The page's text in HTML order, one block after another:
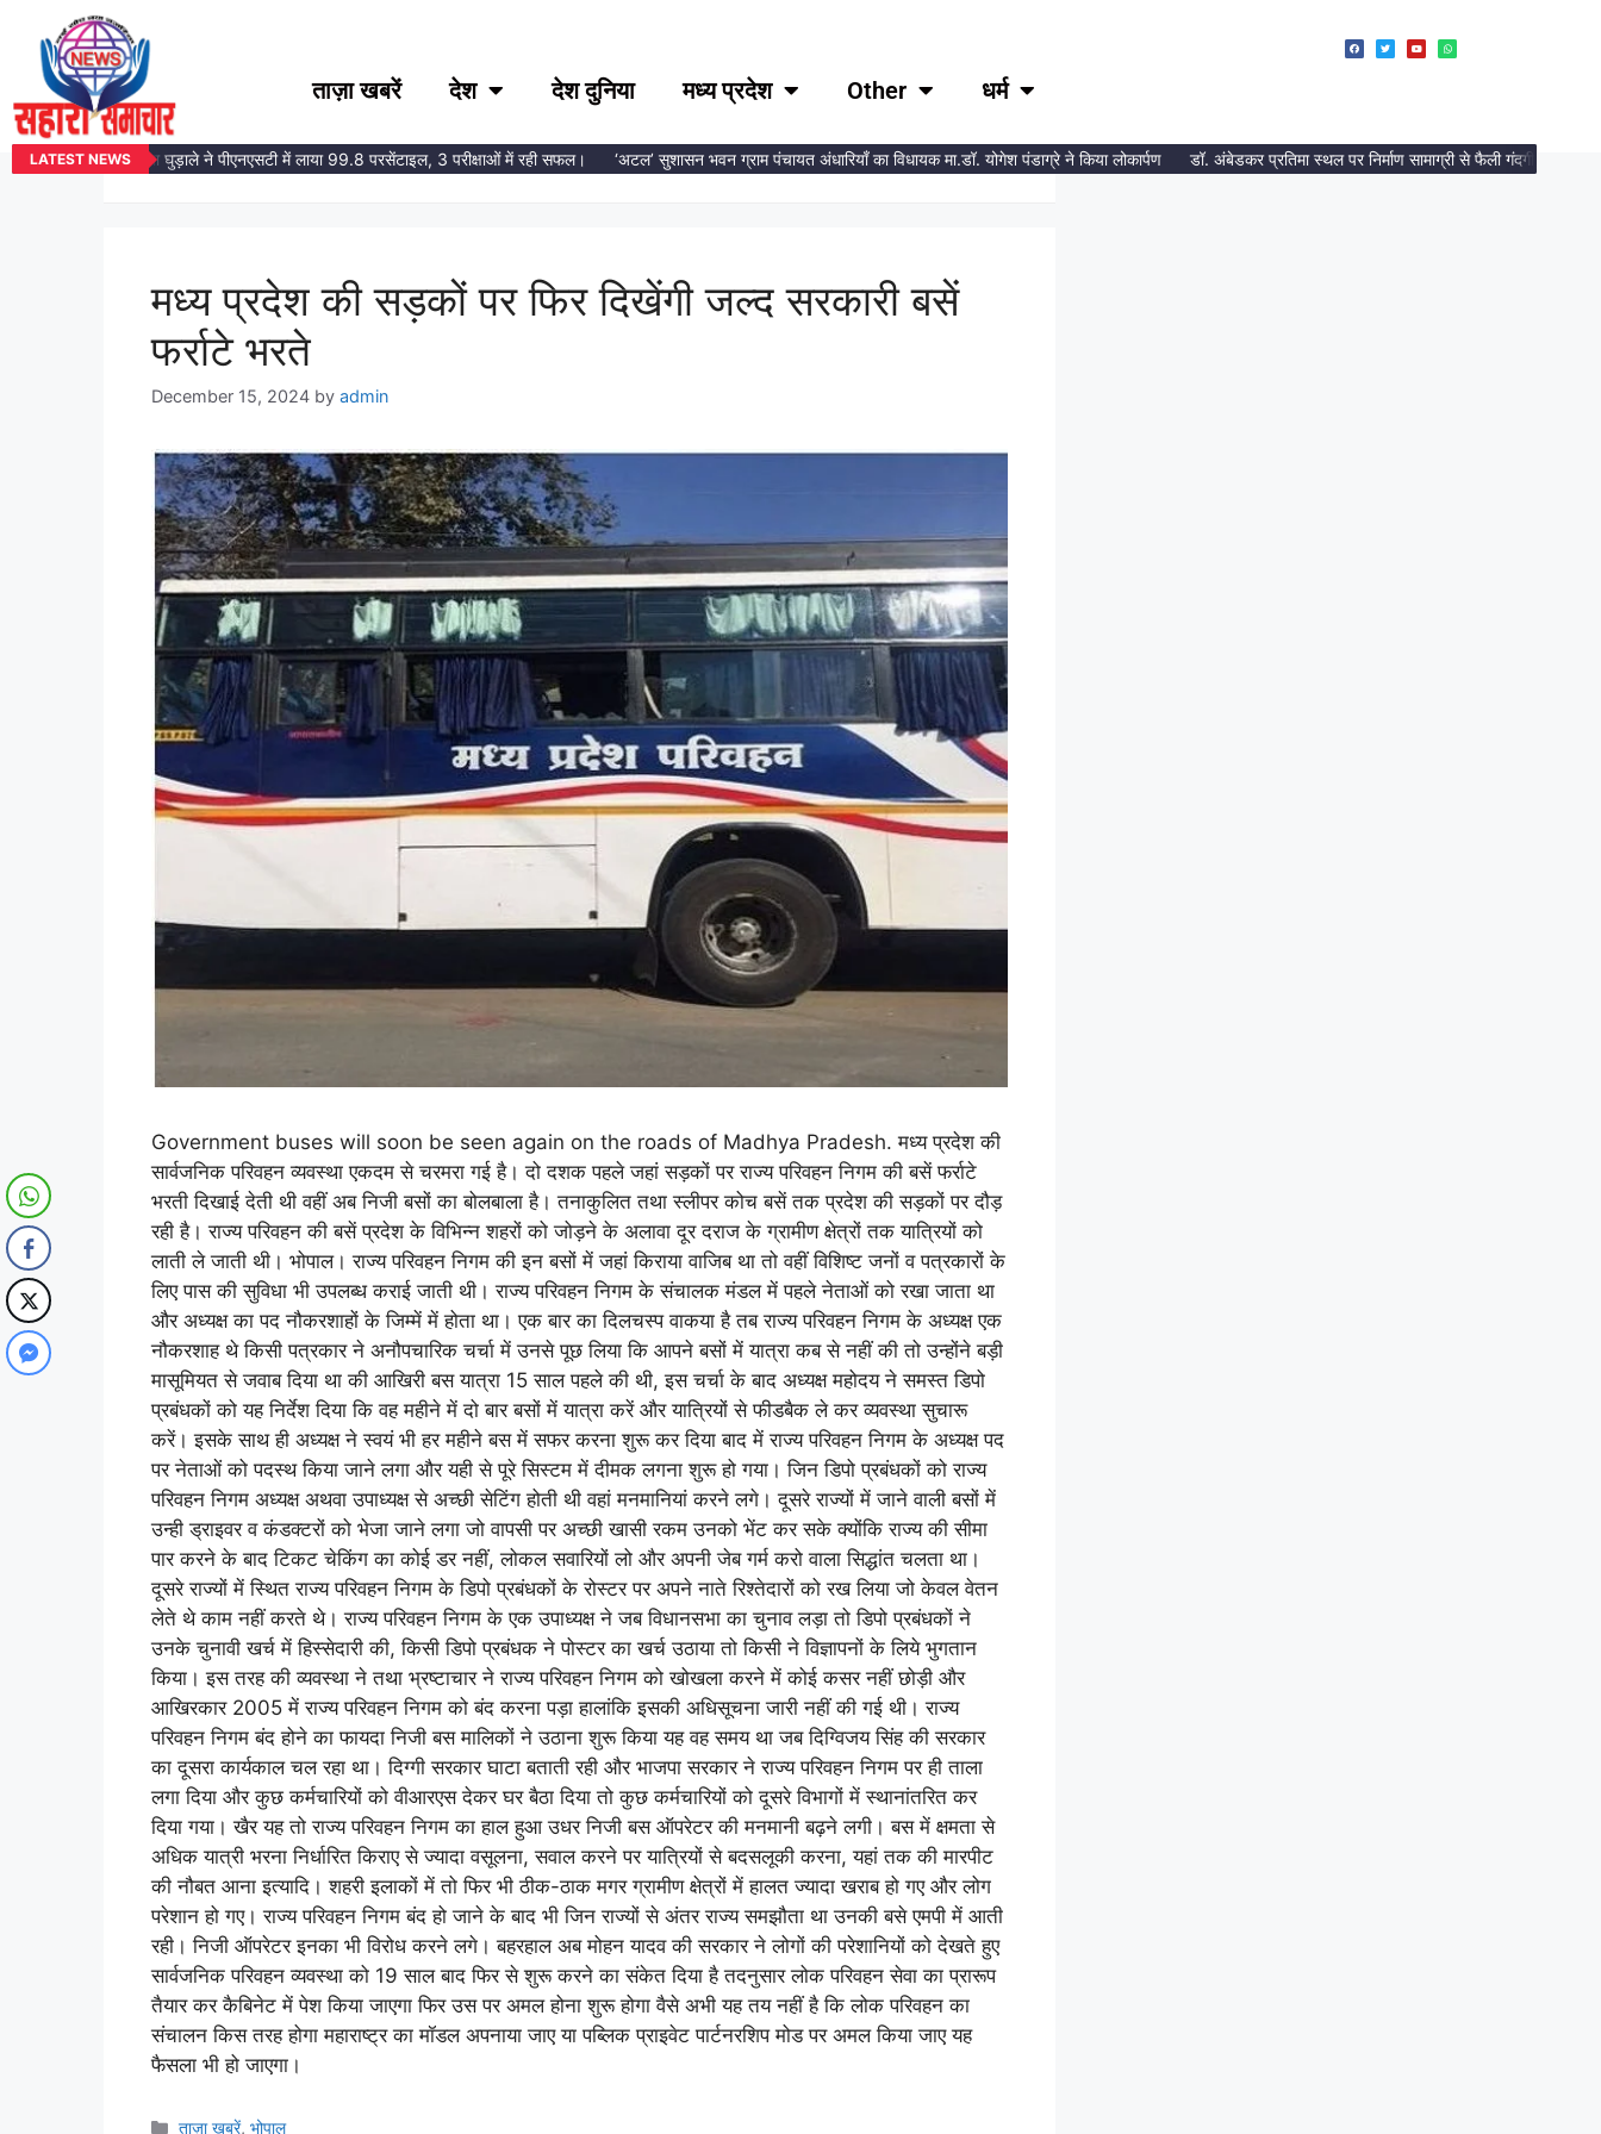
ताज़ा खबरें देश देश दुनिया मध्य प्रदेश Other धर्म
LATEST NEWS
समाज की बेटी तोषना घुड़ाले ने पीएनएसटी में लाया 99.8 परसेंटाइल, 3 परीक्षाओं में रही सफल। ‘अटल’ सुशासन भवन ग्राम पंचायत अंधारियाँ का विधायक मा.डॉ. योगेश पंडाग्रे ने किया लोकार्पण डॉ. अंबेडकर प्रतिमा स्थल पर निर्माण सामाग्री से फैली गंदगी, दलित
#bus
मध्य प्रदेश की सड़कों पर फिर दिखेंगी जल्द सरकारी बसें
फर्राटे भरते
December 15, 2024 by admin
Government buses will soon be seen again on the roads of Madhya Pradesh. मध्य प्रदेश की
सार्वजनिक परिवहन व्यवस्था एकदम से चरमरा गई है। दो दशक पहले जहां सड़कों पर राज्य परिवहन निगम की बसें फर्राटे
भरती दिखाई देती थी वहीं अब निजी बसों का बोलबाला है। तनाकुलित तथा स्लीपर कोच बसें तक प्रदेश की सड़कों पर दौड़
रही है। राज्य परिवहन की बसें प्रदेश के विभिन्न शहरों को जोड़ने के अलावा दूर दराज के ग्रामीण क्षेत्रों तक यात्रियों को
लाती ले जाती थी। भोपाल। राज्य परिवहन निगम की इन बसों में जहां किराया वाजिब था तो वहीं विशिष्ट जनों व पत्रकारों के
लिए पास की सुविधा भी उपलब्ध कराई जाती थी। राज्य परिवहन निगम के संचालक मंडल में पहले नेताओं को रखा जाता था
और अध्यक्ष का पद नौकरशाहों के जिम्में में होता था। एक बार का दिलचस्प वाकया है तब राज्य परिवहन निगम के अध्यक्ष एक
नौकरशाह थे किसी पत्रकार ने अनौपचारिक चर्चा में उनसे पूछ लिया कि आपने बसों में यात्रा कब से नहीं की तो उन्होंने बड़ी
मासूमियत से जवाब दिया था की आखिरी बस यात्रा 15 साल पहले की थी, इस चर्चा के बाद अध्यक्ष महोदय ने समस्त डिपो
प्रबंधकों को यह निर्देश दिया कि वह महीने में दो बार बसों में यात्रा करें और यात्रियों से फीडबैक ले कर व्यवस्था सुचारू
करें। इसके साथ ही अध्यक्ष ने स्वयं भी हर महीने बस में सफर करना शुरू कर दिया बाद में राज्य परिवहन निगम के अध्यक्ष पद
पर नेताओं को पदस्थ किया जाने लगा और यही से पूरे सिस्टम में दीमक लगना शुरू हो गया। जिन डिपो प्रबंधकों को राज्य
परिवहन निगम अध्यक्ष अथवा उपाध्यक्ष से अच्छी सेटिंग होती थी वहां मनमानियां करने लगे। दूसरे राज्यों में जाने वाली बसों में
उन्ही ड्राइवर व कंडक्टरों को भेजा जाने लगा जो वापसी पर अच्छी खासी रकम उनको भेंट कर सके क्योंकि राज्य की सीमा
पार करने के बाद टिकट चेकिंग का कोई डर नहीं, लोकल सवारियों लो और अपनी जेब गर्म करो वाला सिद्धांत चलता था।
दूसरे राज्यों में स्थित राज्य परिवहन निगम के डिपो प्रबंधकों के रोस्टर पर अपने नाते रिश्तेदारों को रख लिया जो केवल वेतन
लेते थे काम नहीं करते थे। राज्य परिवहन निगम के एक उपाध्यक्ष ने जब विधानसभा का चुनाव लड़ा तो डिपो प्रबंधकों ने
उनके चुनावी खर्च में हिस्सेदारी की, किसी डिपो प्रबंधक ने पोस्टर का खर्च उठाया तो किसी ने विज्ञापनों के लिये भुगतान
किया। इस तरह की व्यवस्था ने तथा भ्रष्टाचार ने राज्य परिवहन निगम को खोखला करने में कोई कसर नहीं छोड़ी और
आखिरकार 2005 में राज्य परिवहन निगम को बंद करना पड़ा हालांकि इसकी अधिसूचना जारी नहीं की गई थी। राज्य
परिवहन निगम बंद होने का फायदा निजी बस मालिकों ने उठाना शुरू किया यह वह समय था जब दिग्विजय सिंह की सरकार
का दूसरा कार्यकाल चल रहा था। दिग्गी सरकार घाटा बताती रही और भाजपा सरकार ने राज्य परिवहन निगम पर ही ताला
लगा दिया और कुछ कर्मचारियों को वीआरएस देकर घर बैठा दिया तो कुछ कर्मचारियों को दूसरे विभागों में स्थानांतरित कर
दिया गया। खैर यह तो राज्य परिवहन निगम का हाल हुआ उधर निजी बस ऑपरेटर की मनमानी बढ़ने लगी। बस में क्षमता से
अधिक यात्री भरना निर्धारित किराए से ज्यादा वसूलना, सवाल करने पर यात्रियों से बदसलूकी करना, यहां तक की मारपीट
की नौबत आना इत्यादि। शहरी इलाकों में तो फिर भी ठीक-ठाक मगर ग्रामीण क्षेत्रों में हालत ज्यादा खराब हो गए और लोग
परेशान हो गए। राज्य परिवहन निगम बंद हो जाने के बाद भी जिन राज्यों से अंतर राज्य समझौता था उनकी बसे एमपी में आती
रही। निजी ऑपरेटर इनका भी विरोध करने लगे। बहरहाल अब मोहन यादव की सरकार ने लोगों की परेशानियों को देखते हुए
सार्वजनिक परिवहन व्यवस्था को 19 साल बाद फिर से शुरू करने का संकेत दिया है तदनुसार लोक परिवहन सेवा का प्रारूप
तैयार कर कैबिनेट में पेश किया जाएगा फिर उस पर अमल होना शुरू होगा वैसे अभी यह तय नहीं है कि लोक परिवहन का
संचालन किस तरह होगा महाराष्ट्र का मॉडल अपनाया जाए या पब्लिक प्राइवेट पार्टनरशिप मोड पर अमल किया जाए यह
फैसला भी हो जाएगा।
ताज़ा खबरें,भोपाल